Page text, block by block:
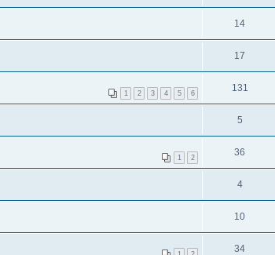
14
17
1 2 3 4 5 6 131
5
1 2 36
4
10
34